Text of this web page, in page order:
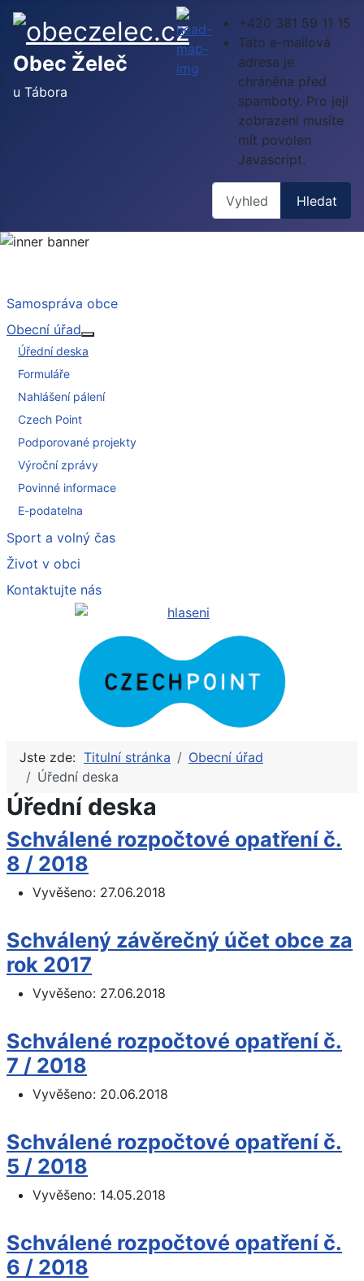
Obec Želeč
u Tábora
+420 381 59 11 15
Tato e-mailová
adresa je
chráněna před
spamboty. Pro její
zobrazení musíte
mít povolen
Javascript.
Hledat
Samospráva obce
Obecní úřad
Úřední deska
Formuláře
Nahlášení pálení
Czech Point
Podporované projekty
Výroční zprávy
Povinné informace
E-podatelna
Sport a volný čas
Život v obci
Kontaktujte nás
Jste zde: Titulní stránka
Obecní úřad
Úřední deska
Úřední deska
Schválené rozpočtové opatření č.
8 / 2018
Vyvěšeno: 27.06.2018
Schválený závěrečný účet obce za
rok 2017
Vyvěšeno: 27.06.2018
Schválené rozpočtové opatření č.
7 / 2018
Vyvěšeno: 20.06.2018
Schválené rozpočtové opatření č.
5 / 2018
Vyvěšeno: 14.05.2018
Schválené rozpočtové opatření č.
6 / 2018